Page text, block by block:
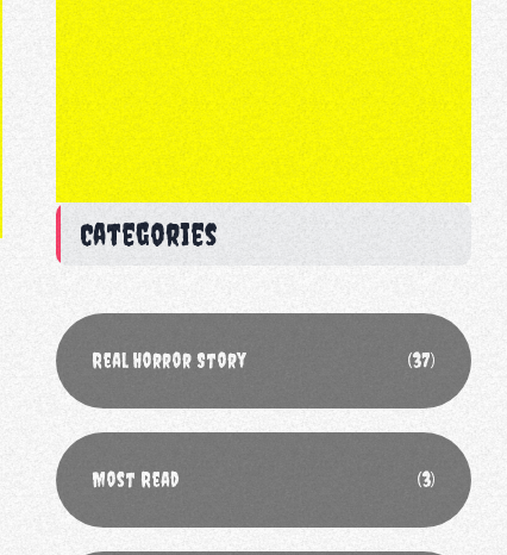
Categories
Real Horror Story (37)
Most Read (3)